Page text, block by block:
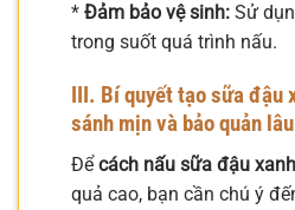
* Đảm bảo vệ sinh: Sử
trong suốt quá trình nấu.
III. Bí quyết tạo sữa đậu
sánh mịn và bảo quản lâu
Đểcách nấu sữa đậu
quả cao, bạn cần chú ý